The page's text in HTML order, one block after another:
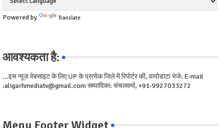
Powered by Translate
आवश्यकता है:
...इस न्यूज़ वेबसाइट के लिए UP के प्रत्येक जिले में रिपोर्टर की, वायोडाटा भेजे: E-mail
:aligarhmediatv@gmail.com सम्पादिका: चंचलवर्मा, +91-9927033272